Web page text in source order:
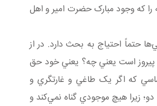
که وجود مبارک حضرت امير و اهل
حتماً احتياج به بحث دارد. در از
پيروز است يعني چه؟ يعني خود حق
که اگر يک طاغي و غارتگري و
زيرا هيچ موجودي گناه نمي‌کند و